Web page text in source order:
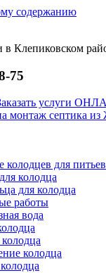
содержанию
Клепиковском
75
услуги
колодцев для
колодца
для колодца
работы
вода
колодца